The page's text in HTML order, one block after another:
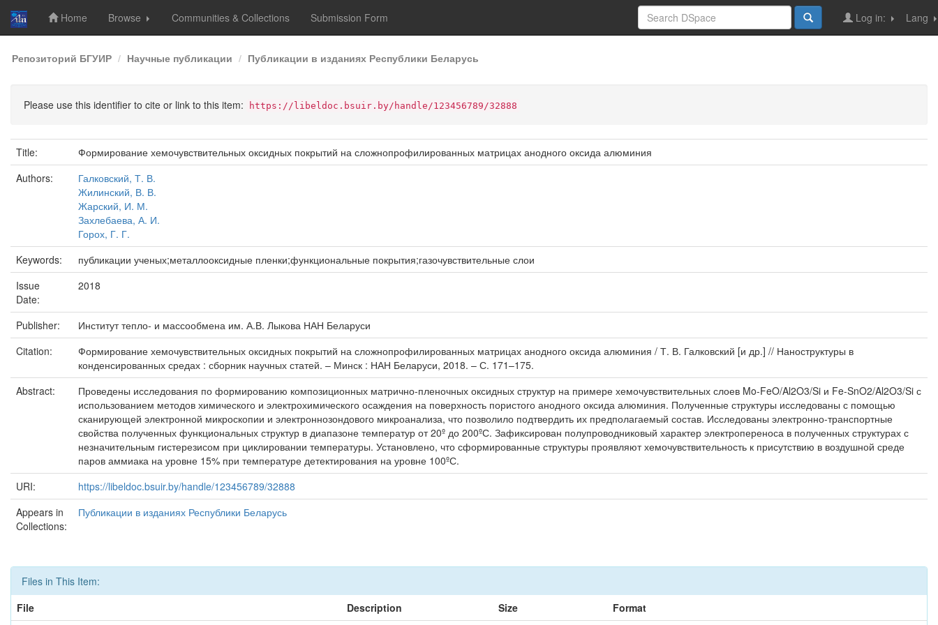
Skip
navigation
Home Browse Communities & Collections Submission Form Lang
Log in:
Репозиторий БГУИР Научные публикации Публикации в изданиях Республики Беларусь
Please use this identifier to cite or link to this item: https://libeldoc.bsuir.by/handle/123456789/32888
Title:
Формирование хемочувствительных оксидных покрытий на сложнопрофилированных матрицах анодного оксида алюминия
Authors:
Галковский, Т. В.
Жилинский, В. В.
Жарский, И. М.
Захлебаева, А. И.
Горох, Г. Г.
Keywords:
публикации ученых;металлооксидные пленки;функциональные покрытия;газочувствительные слои
Issue
Date:
2018
Publisher:
Институт тепло- и массообмена им. А.В. Лыкова НАН Беларуси
Citation:
Формирование хемочувствительных оксидных покрытий на сложнопрофилированных матрицах анодного оксида алюминия / Т. В. Галковский [и др.] // Наноструктуры в
конденсированных средах : сборник научных статей. – Минск : НАН Беларуси, 2018. – С. 171–175.
Abstract:
Проведены исследования по формированию композиционных матрично-пленочных оксидных структур на примере хемочувствительных слоев Mo-FeO/Al2O3/Si и Fe-SnO2/Al2O3/Si с
использованием методов химического и электрохимического осаждения на поверхность пористого анодного оксида алюминия. Полученные структуры исследованы с помощью
сканирующей электронной микроскопии и электроннозондового микроанализа, что позволило подтвердить их предполагаемый состав. Исследованы электронно-транспортные
свойства полученных функциональных структур в диапазоне температур от 20º до 200ºС. Зафиксирован полупроводниковый характер электропереноса в полученных структурах с
незначительным гистерезисом при циклировании температуры. Установлено, что сформированные структуры проявляют хемочувствительность к присутствию в воздушной среде
паров аммиака на уровне 15% при температуре детектирования на уровне 100ºС.
URI:
https://libeldoc.bsuir.by/handle/123456789/32888
Appears in
Collections:
Публикации в изданиях Республики Беларусь
Files in This Item:
File
Description Size Format